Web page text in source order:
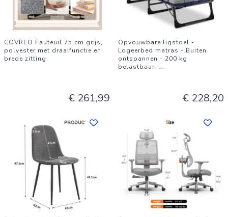
COVREO Fauteuil 75 cm grijs,
polyester met draaifunctie en
brede zitting
€ 261,99
Opvouwbare ligstoel -
Logeerbed matras - Buiten
ontspannen - 200 kg
belastbaar -...
€ 228,20